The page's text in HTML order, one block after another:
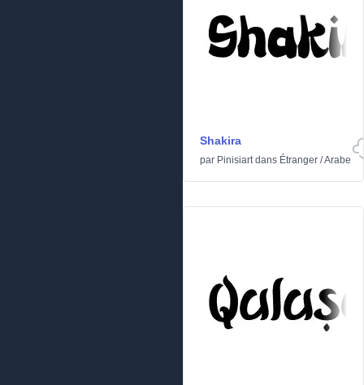
Shakira
par Pinisiartdans Étranger /Arabe